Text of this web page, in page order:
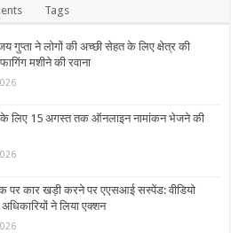
Tags
गुप्ता ने लोगों की अच्छी सेहत के लिए क्षेत्र की
मशीने की रवाना
के लिए 15 अगस्त तक ऑनलाइन नामांकन भेजने की
पर कार खड़ी करने पर एएसआई सस्पेंड: वीडियो
ने लिया एक्शन